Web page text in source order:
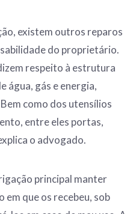
existem outros reparos
do proprietário.
respeito à estrutura
água, gás e energia,
como dos utensílios
entre eles portas,
o advogado.
principal manter
em que os recebeu, sob